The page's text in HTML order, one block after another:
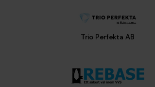
Trio Perfekta AB